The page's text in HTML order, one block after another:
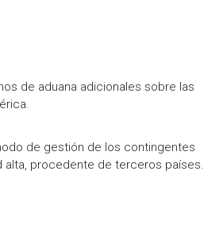
de aduana adicionales sobre las
de gestión de los contingentes
alta, procedente de terceros países.